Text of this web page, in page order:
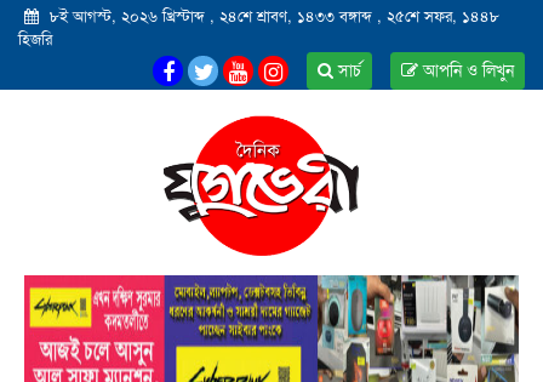
৮ই আগস্ট, ২০২৬ খ্রিস্টাব্দ , ২৪শে শ্রাবণ, ১৪৩৩ বঙ্গাব্দ , ২৫শে সফর, ১৪৪৮
হিজরি
আপনি ও লিখুন
সার্চ